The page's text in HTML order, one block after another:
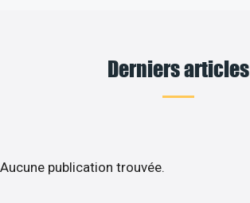
Derniers articles
Aucune publication trouvée.